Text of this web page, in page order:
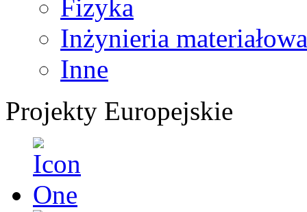
Fizyka
Inżynieria materiałowa
Inne
Projekty Europejskie